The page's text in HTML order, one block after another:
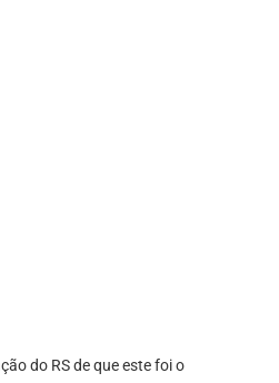
do RS de que este foi o